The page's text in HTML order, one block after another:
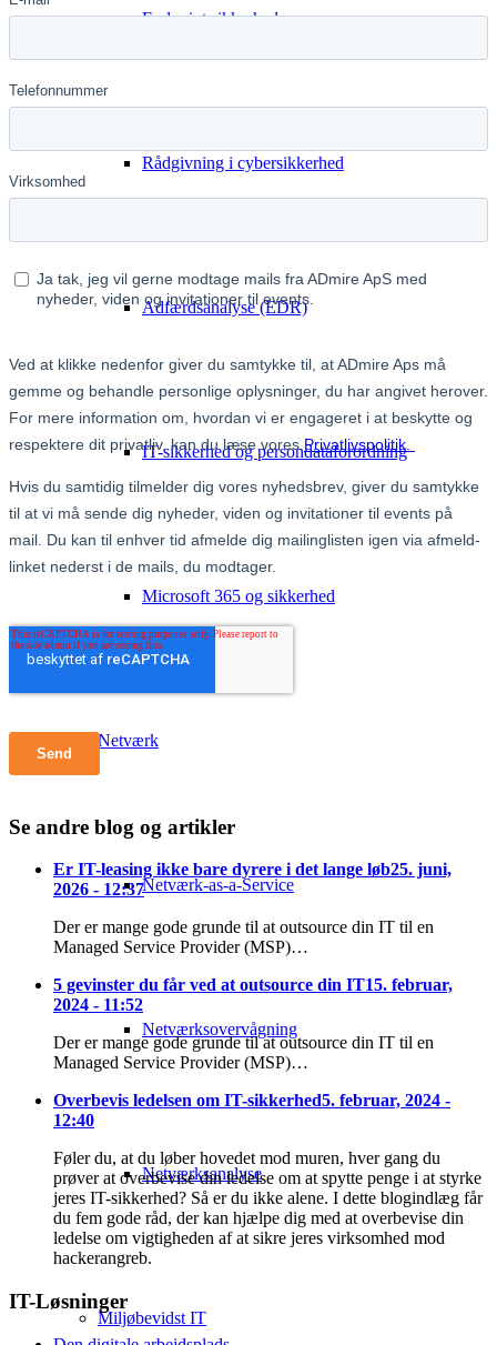
Endpoint sikkerhed
Rådgivning i cybersikkerhed
Adfærdsanalyse (EDR)
IT-sikkerhed og persondataforordning
Microsoft 365 og sikkerhed
Netværk
Netværk-as-a-Service
Netværksovervågning
Netværksanalyse
Miljøbevidst IT
Se andre blog og artikler
Er IT-leasing ikke bare dyrere i det lange løb25. juni,
2026 - 12:37
Der er mange gode grunde til at outsource din IT til en
Managed Service Provider (MSP)…
5 gevinster du får ved at outsource din IT15. februar,
2024 - 11:52
Der er mange gode grunde til at outsource din IT til en
Managed Service Provider (MSP)…
Overbevis ledelsen om IT-sikkerhed5. februar, 2024 -
12:40
Føler du, at du løber hovedet mod muren, hver gang du
prøver at overbevise din ledelse om at spytte penge i at styrke
jeres IT-sikkerhed? Så er du ikke alene. I dette blogindlæg får
du fem gode råd, der kan hjælpe dig med at overbevise din
ledelse om vigtigheden af at sikre jeres virksomhed mod
hackerangreb.
IT-Løsninger